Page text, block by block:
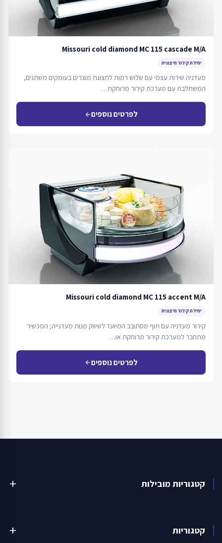
Missouri cold diamond MC 115 cascade M/A
יחידת קירור חיצונית
מעדניה שירות עצמי עם שלוש רמות לתצוגת מוצרים בעומקים משתנים,
המשתלבת עם מערכת קירור מרוחקת…
לפרטים נוספיםarrow_back
Missouri cold diamond MC 115 accent M/A
יחידת קירור חיצונית
קירור מעדניה עם תוף מסתובב המיועד לשיווק מנות מעדנייה; המכשיר
מתחבר למערכת קירור מרוחקת או…
לפרטים נוספיםarrow_back
קטגוריות מובילות add
קטגוריות add